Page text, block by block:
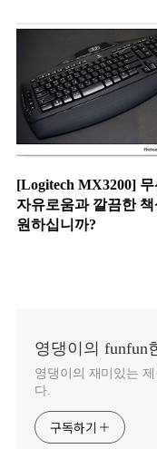
[Logitech MX3200] 무
자유로움과 깔끔한
원하십니까?
영댕이의 funfun
영댕이의 재미있는
다.
구독하기